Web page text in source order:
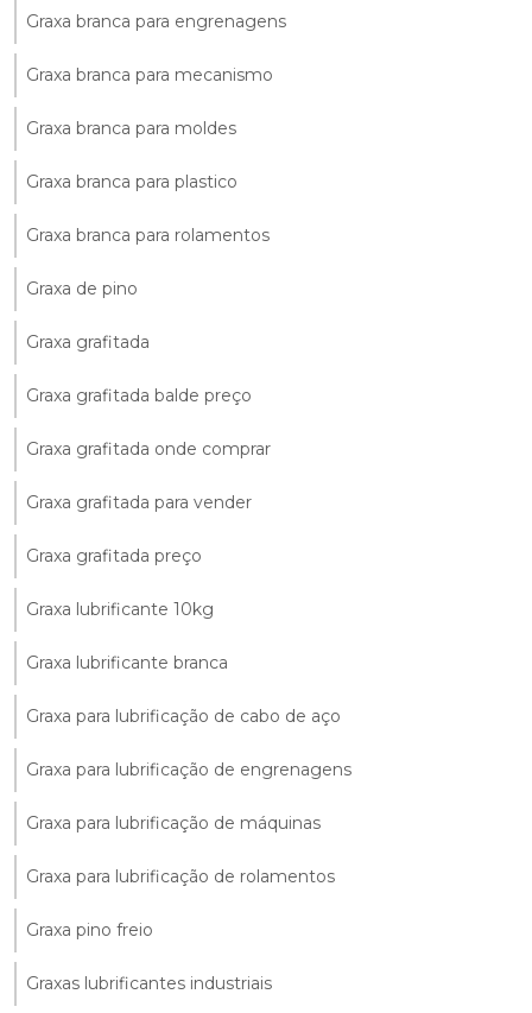
Graxa branca para engrenagens
Graxa branca para mecanismo
Graxa branca para moldes
Graxa branca para plastico
Graxa branca para rolamentos
Graxa de pino
Graxa grafitada
Graxa grafitada balde preço
Graxa grafitada onde comprar
Graxa grafitada para vender
Graxa grafitada preço
Graxa lubrificante 10kg
Graxa lubrificante branca
Graxa para lubrificação de cabo de aço
Graxa para lubrificação de engrenagens
Graxa para lubrificação de máquinas
Graxa para lubrificação de rolamentos
Graxa pino freio
Graxas lubrificantes industriais